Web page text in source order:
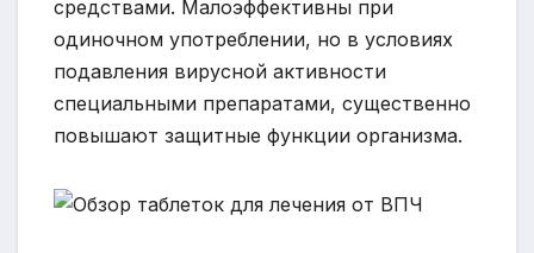
средствами. Малоэффективны при
одиночном употреблении, но в условиях
подавления вирусной активности
специальными препаратами, существенно
повышают защитные функции организма.